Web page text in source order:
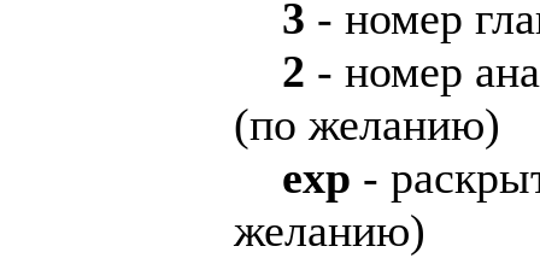
3 - номер
2 - номер
(по желанию)
exp -
желанию)